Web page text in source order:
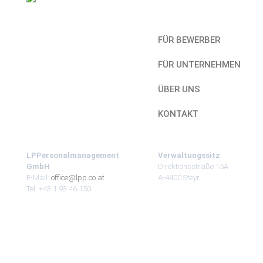
FÜR BEWERBER
FÜR UNTERNEHMEN
ÜBER UNS
KONTAKT
LPPersonalmanagement
GmbH
E-Mail: office@lpp.co.at
Tel: +43 1 93 46 150
Verwaltungssitz
Direktionsstraße 15A
A-4400 Steyr